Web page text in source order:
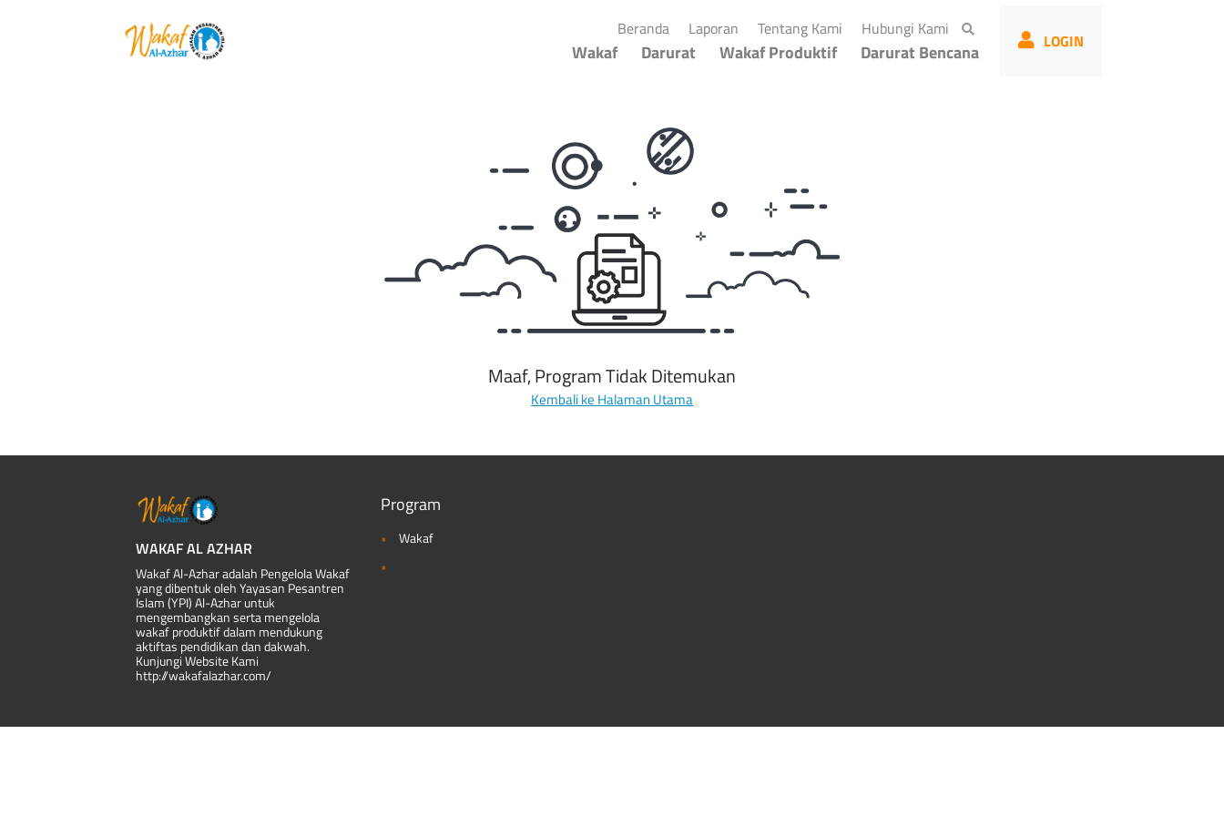
Beranda(current)
Laporan(current)
Tentang Kami(current)
Hubungi Kami(current)
Wakaf Darurat Wakaf Produktif Darurat Bencana LOGIN
Maaf, Program Tidak Ditemukan
Kembali ke Halaman Utama
WAKAF AL AZHAR
Wakaf Al-Azhar adalah Pengelola Wakaf
yang dibentuk oleh Yayasan Pesantren
Islam (YPI) Al-Azhar untuk
mengembangkan serta mengelola
wakaf produktif dalam mendukung
aktiftas pendidikan dan dakwah.
Kunjungi Website Kami
http://wakafalazhar.com/
Program
Wakaf